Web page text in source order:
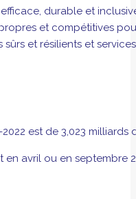
durable et
et compétitives
sûrs et résilients et
est de 3,023 milliards
en avril ou en septembre